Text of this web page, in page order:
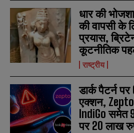
e
*
E
m
a
i
l
*
N
u
m
e
r
s
SUBMIT
e
*
E
m
a
i
l
*
N
u
m
e
r
s
SUBMIT
धार की
की वापसी के
प्रयास,
कूटनीतिक
राष्ट्रीय
डार्क पैटर्न
एक्शन,
IndiGo समेत
पर 20 लाख